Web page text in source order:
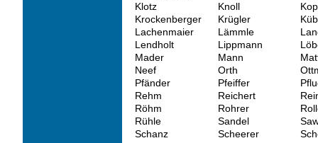
Klotz
Knoll
Krockenberger
Krügler
Lachenmaier
Lämmle
Lendholt
Lippmann
Mader
Mann
Neef
Orth
Pfänder
Pfeiffer
Rehm
Reichert
Röhm
Rohrer
Rühle
Sandel
Schanz
Scheerer